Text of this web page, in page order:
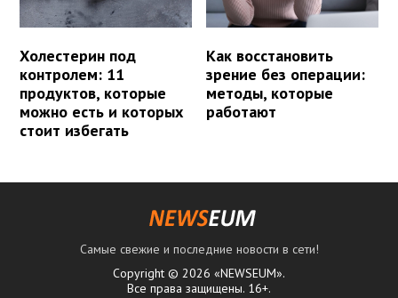
Холестерин под
контролем: 11
продуктов, которые
можно есть и которых
стоит избегать
Как восстановить
зрение без операции:
методы, которые
работают
Самые свежие и последние новости в сети!
Copyright © 2026 «NEWSEUM».
Все права защищены. 16+.